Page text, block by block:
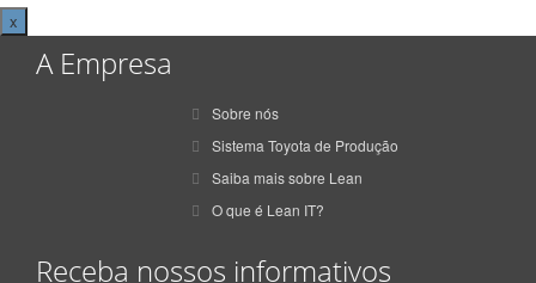
x
A Empresa
Sobre nós
Sistema Toyota de Produção
Saiba mais sobre Lean
O que é Lean IT?
Receba nossos informativos